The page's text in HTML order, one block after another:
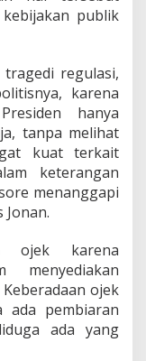
publik
regulasi,
karena
hanya
tanpa melihat
kuat terkait
keterangan
menanggapi
ojek karena
menyediakan
ojek
pembiaran
ada yang